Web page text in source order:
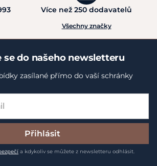
Více než 250 dodavatelů
Všechny značky
se do našeho newsletteru
zasílané přímo do vaší schránky
Přihlásit
a kdykoliv se můžete z newsletteru odhlásit.